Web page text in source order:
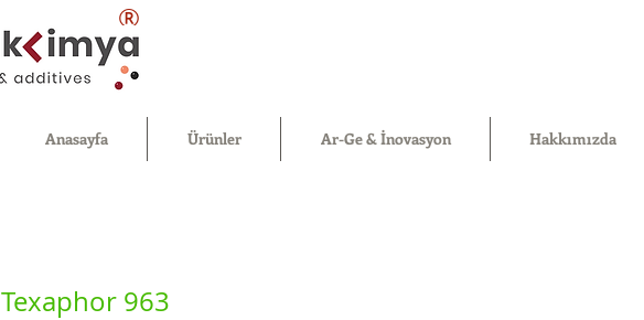
®
Anasayfa Ürünler Ar-Ge & İnovasyon Hakkımızda
Texaphor 963